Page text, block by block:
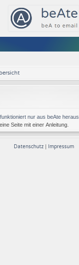
nur aus beAte heraus
Seite mit einer Anleitung.
Datenschutz Impressum